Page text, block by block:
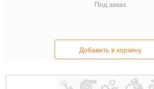
Под заказ
Добавить в корзину